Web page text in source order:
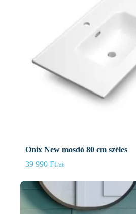
Onix New mosdó 80 cm széles
39 990 Ft